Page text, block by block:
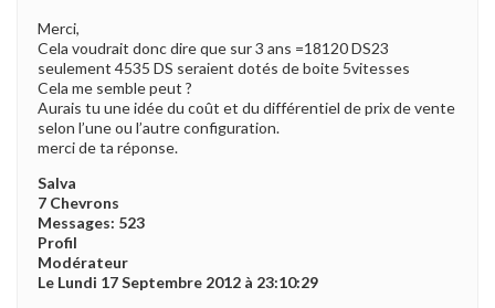
Merci,
Cela voudrait donc dire que sur 3 ans =18120 DS23
seulement 4535 DS seraient dotés de boite 5vitesses
Cela me semble peut ?
Aurais tu une idée du coût et du différentiel de prix de vente
selon l’une ou l’autre configuration.
merci de ta réponse.
Salva
7 Chevrons
Messages: 523
Profil
Modérateur
Le Lundi 17 Septembre 2012 à 23:10:29